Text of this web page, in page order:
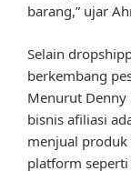
barang,” ujar
Selain
berkembang
Menurut Denny
bisnis afiliasi
menjual produk
platform